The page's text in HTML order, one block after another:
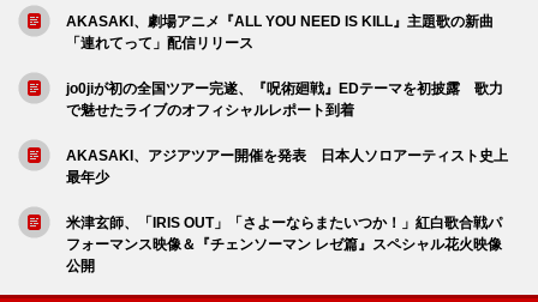
AKASAKI、劇場アニメ『ALL YOU NEED IS KILL』主題歌の新曲
「連れてって」配信リリース
jo0jiが初の全国ツアー完遂、『呪術廻戦』EDテーマを初披露 歌力
で魅せたライブのオフィシャルレポート到着
AKASAKI、アジアツアー開催を発表 日本人ソロアーティスト史上
最年少
米津玄師、「IRIS OUT」「さよーならまたいつか！」紅白歌合戦パ
フォーマンス映像＆『チェンソーマン レゼ篇』スペシャル花火映像
公開